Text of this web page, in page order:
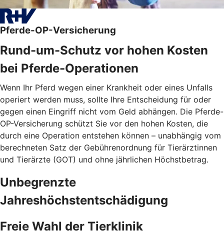
Pferde-OP-Versicherung
Rund-um-Schutz vor hohen Kosten
bei Pferde-Operationen
Wenn Ihr Pferd wegen einer Krankheit oder eines Unfalls
operiert werden muss, sollte Ihre Entscheidung für oder
gegen einen Eingriff nicht vom Geld abhängen. Die Pferde-
OP-Versicherung schützt Sie vor den hohen Kosten, die
durch eine Operation entstehen können – unabhängig vom
berechneten Satz der Gebührenordnung für Tierärztinnen
und Tierärzte (GOT) und ohne jährlichen Höchstbetrag.
Unbegrenzte
Jahreshöchstentschädigung
Freie Wahl der Tierklinik